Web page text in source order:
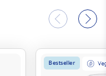
Bestseller